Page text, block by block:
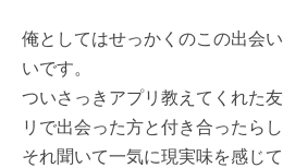
俺としてはせっかくのこの出会
いです。
ついさっきアプリ教えてくれた
リで出会った方と付き合ったらし
それ聞いて一気に現実味を感じ